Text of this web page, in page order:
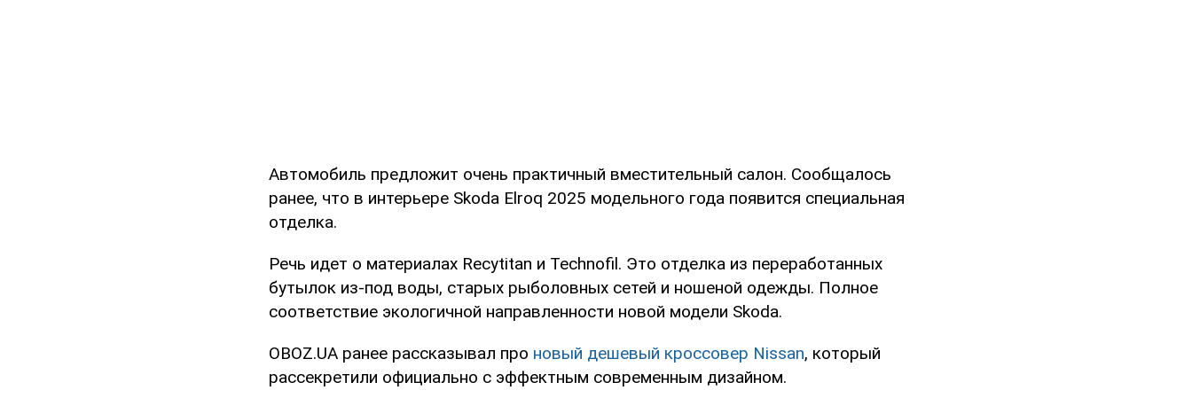
Автомобиль предложит очень практичный вместительный салон. Сообщалось
ранее, что в интерьере Skoda Elroq 2025 модельного года появится специальная
отделка.
Речь идет о материалах Recytitan и Technofil. Это отделка из переработанных
бутылок из-под воды, старых рыболовных сетей и ношеной одежды. Полное
соответствие экологичной направленности новой модели Skoda.
OBOZ.UA ранее рассказывал про новый дешевый кроссовер Nissan, который
рассекретили официально с эффектным современным дизайном.